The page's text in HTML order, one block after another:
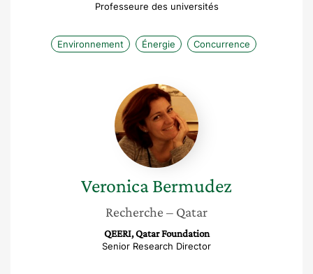
Professeure des universités
Environnement Énergie Concurrence
Veronica
Bermudez
VeronicaBermudez
Recherche – Qatar
QEERI, Qatar Foundation
Senior Research Director